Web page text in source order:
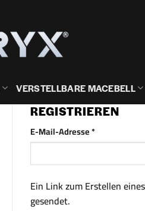
VERSTELLBARE MACEBELL
REGISTRIEREN
E-Mail-Adresse*Erforderlich
Ein Link zum Erstellen
gesendet.